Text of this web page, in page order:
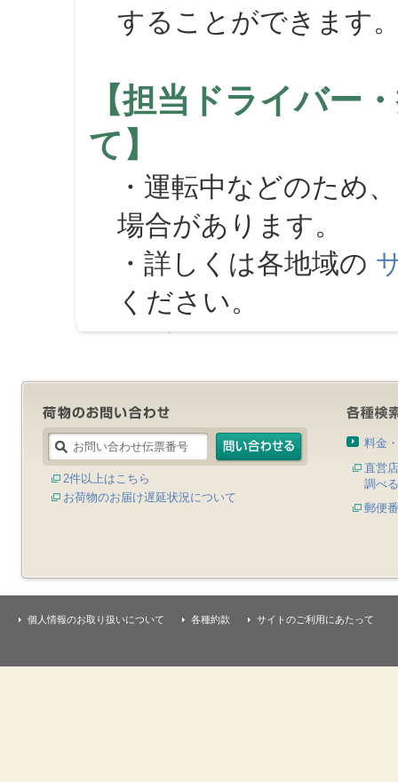
することができます
【担当ドライバー
て】
・運転中などのため
場合があります。
・詳しくは各地域の
ください。
2件以上はこちら
お荷物のお届け遅延状況について
料金
直営
調べる
郵便
個人情報のお取り扱いについて 各種約款 サイトのご利用にあたって